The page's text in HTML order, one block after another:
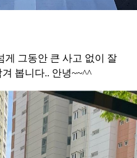
게 그동안 큰 사고 없이 잘
봅니다.. 안녕~~^^